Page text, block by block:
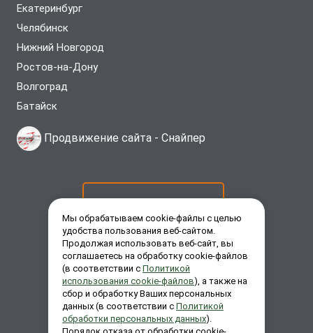
Екатеринбург
Челябинск
Нижний Новгород
Ростов-на-Дону
Волгоград
Батайск
Продвижение сайта - Снайпер
ЗАКАЗАТЬ ЗВОНОК
ЗАДАТЬ ВОПРОС
Мы обрабатываем cookie-файлы с целью
удобства пользования веб-сайтом.
Продолжая использовать веб-сайт, вы
соглашаетесь на обработку cookie-файлов
(в соответствии с Политикой
использования cookie-файлов), а также на
сбор и обработку Ваших персональных
данных (в соответствии с Политикой
обработки персональных данных).